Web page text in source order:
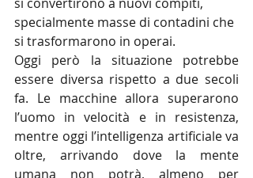
specialmente masse di contadini che
si trasformarono in operai.
Oggi però la situazione potrebbe
essere diversa rispetto a due secoli
fa. Le macchine allora superarono
l’uomo in velocità e in resistenza,
mentre oggi l’intelligenza artificiale va
oltre, arrivando dove la mente
umana non potrà, almeno per